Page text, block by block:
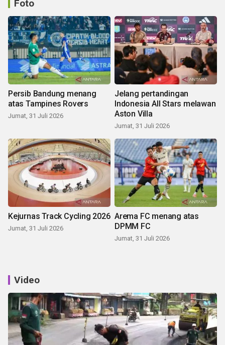
Foto
Persib Bandung menang
atas Tampines Rovers
Jumat, 31 Juli 2026
Jelang pertandingan
Indonesia All Stars melawan
Aston Villa
Jumat, 31 Juli 2026
Kejurnas Track Cycling 2026
Jumat, 31 Juli 2026
Arema FC menang atas
DPMM FC
Jumat, 31 Juli 2026
Video